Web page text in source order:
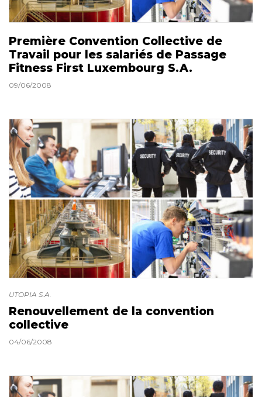
Première Convention Collective de
Travail pour les salariés de Passage
Fitness First Luxembourg S.A.
09/06/2008
UTOPIA S.A.
Renouvellement de la convention
collective
04/06/2008